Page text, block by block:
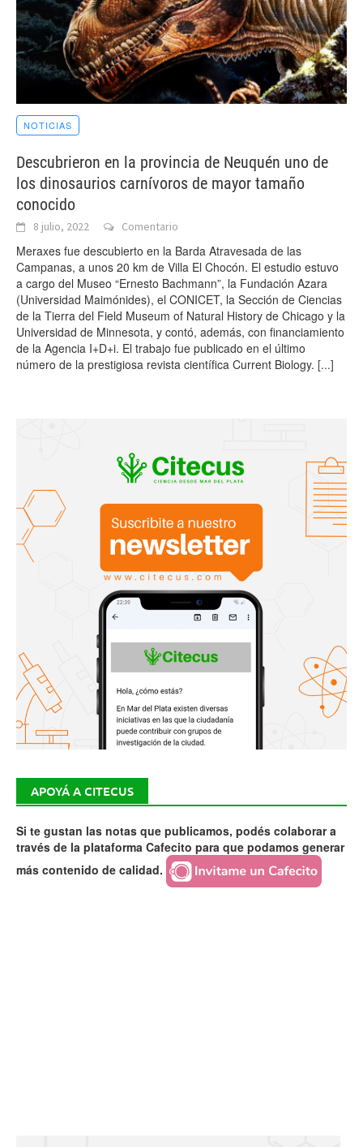
NOTICIAS
Descubrieron en la provincia de Neuquén uno de
los dinosaurios carnívoros de mayor tamaño
conocido
8 julio, 2022 Comentario
Meraxes fue descubierto en la Barda Atravesada de las
Campanas, a unos 20 km de Villa El Chocón. El estudio estuvo
a cargo del Museo “Ernesto Bachmann”, la Fundación Azara
(Universidad Maimónides), el CONICET, la Sección de Ciencias
de la Tierra del Field Museum of Natural History de Chicago y la
Universidad de Minnesota, y contó, además, con financiamiento
de la Agencia I+D+i. El trabajo fue publicado en el último
número de la prestigiosa revista científica Current Biology. [...]
APOYÁ A CITECUS
Si te gustan las notas que publicamos, podés colaborar a
través de la plataforma Cafecito para que podamos generar
más contenido de calidad.